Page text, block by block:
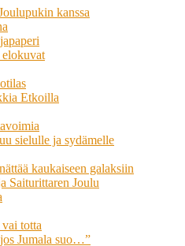
kanssa
Etkoilla
sielulle ja sydämelle
kaukaiseen galaksiin
Saiturittaren Joulu
totta
Jumala suo…”